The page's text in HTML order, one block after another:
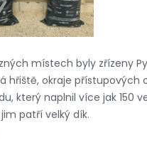
místech byly zřízeny
hřiště, okraje přístupových
který naplnil více jak 150
patří velký dík.